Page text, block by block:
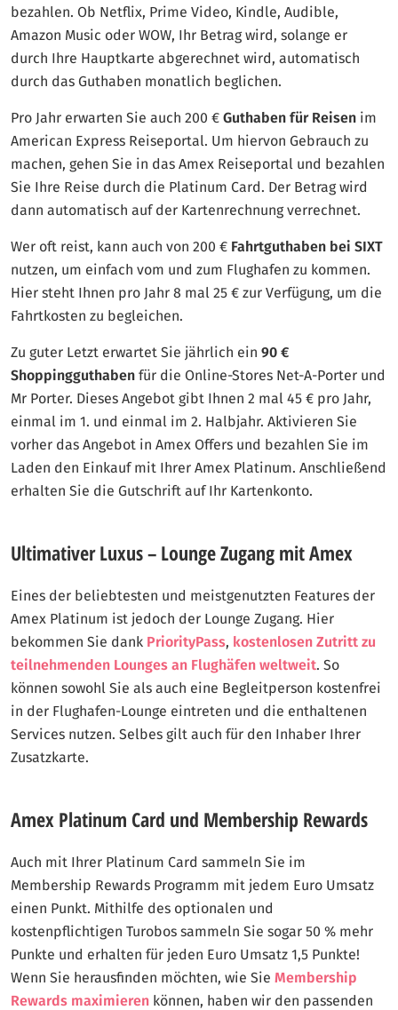
bezahlen. Ob Netflix, Prime Video, Kindle, Audible,
Amazon Music oder WOW, Ihr Betrag wird, solange er
durch Ihre Hauptkarte abgerechnet wird, automatisch
durch das Guthaben monatlich beglichen.
Pro Jahr erwarten Sie auch 200 € Guthaben für Reisen im
American Express Reiseportal. Um hiervon Gebrauch zu
machen, gehen Sie in das Amex Reiseportal und bezahlen
Sie Ihre Reise durch die Platinum Card. Der Betrag wird
dann automatisch auf der Kartenrechnung verrechnet.
Wer oft reist, kann auch von 200 € Fahrtguthaben bei SIXT
nutzen, um einfach vom und zum Flughafen zu kommen.
Hier steht Ihnen pro Jahr 8 mal 25 € zur Verfügung, um die
Fahrtkosten zu begleichen.
Zu guter Letzt erwartet Sie jährlich ein 90 €
Shoppingguthaben für die Online-Stores Net-A-Porter und
Mr Porter. Dieses Angebot gibt Ihnen 2 mal 45 € pro Jahr,
einmal im 1. und einmal im 2. Halbjahr. Aktivieren Sie
vorher das Angebot in Amex Offers und bezahlen Sie im
Laden den Einkauf mit Ihrer Amex Platinum. Anschließend
erhalten Sie die Gutschrift auf Ihr Kartenkonto.
Ultimativer Luxus – Lounge Zugang mit Amex
Eines der beliebtesten und meistgenutzten Features der
Amex Platinum ist jedoch der Lounge Zugang. Hier
bekommen Sie dank PriorityPass, kostenlosen Zutritt zu
teilnehmenden Lounges an Flughäfen weltweit. So
können sowohl Sie als auch eine Begleitperson kostenfrei
in der Flughafen-Lounge eintreten und die enthaltenen
Services nutzen. Selbes gilt auch für den Inhaber Ihrer
Zusatzkarte.
Amex Platinum Card und Membership Rewards
Auch mit Ihrer Platinum Card sammeln Sie im
Membership Rewards Programm mit jedem Euro Umsatz
einen Punkt. Mithilfe des optionalen und
kostenpflichtigen Turobos sammeln Sie sogar 50 % mehr
Punkte und erhalten für jeden Euro Umsatz 1,5 Punkte!
Wenn Sie herausfinden möchten, wie Sie Membership
Rewards maximieren können, haben wir den passenden